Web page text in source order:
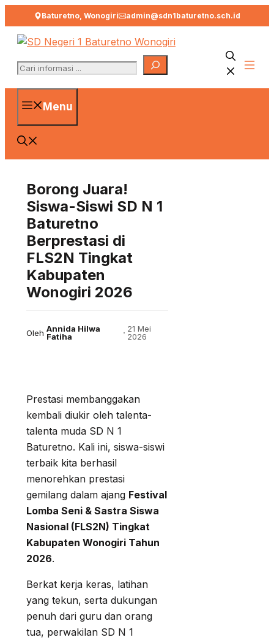
Langsung
ke
Baturetno, Wonogiri admin@sdn1baturetno.sch.id
Search
Menu
Borong Juara!
Siswa-Siswi SD N 1
Baturetno
Berprestasi di
FLS2N Tingkat
Kabupaten
Wonogiri 2026
Oleh Annida Hilwa
Fatiha
21 Mei
2026
Prestasi membanggakan
kembali diukir oleh talenta-
talenta muda SD N 1
Baturetno. Kali ini, siswa-siswi
terbaik kita berhasil
menorehkan prestasi
gemilang dalam ajang Festival
Lomba Seni & Sastra Siswa
Nasional (FLS2N) Tingkat
Kabupaten Wonogiri Tahun
2026.
Berkat kerja keras, latihan
yang tekun, serta dukungan
penuh dari guru dan orang
tua, perwakilan SD N 1